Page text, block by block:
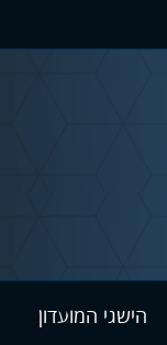
הישגי המועדון